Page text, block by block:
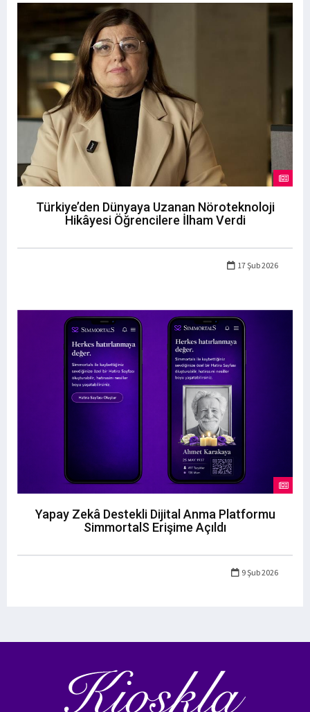
Türkiye’den Dünyaya Uzanan Nöroteknoloji
Hikâyesi Öğrencilere İlham Verdi
17 Şub 2026
Yapay Zekâ Destekli Dijital Anma Platformu
SimmortalS Erişime Açıldı
9 Şub 2026